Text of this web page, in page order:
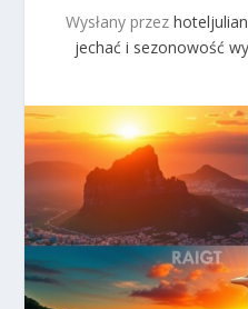
Wysłany przez
jechać i sezonowość